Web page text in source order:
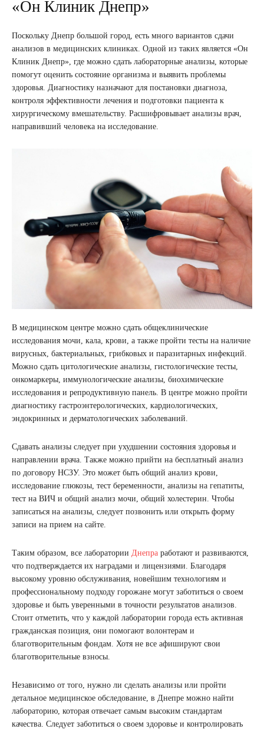
«Он Клиник Днепр»
Поскольку Днепр большой город, есть много вариантов сдачи
анализов в медицинских клиниках. Одной из таких является «Он
Клиник Днепр», где можно сдать лабораторные анализы, которые
помогут оценить состояние организма и выявить проблемы
здоровья. Диагностику назначают для постановки диагноза,
контроля эффективности лечения и подготовки пациента к
хирургическому вмешательству. Расшифровывает анализы врач,
направивший человека на исследование.
В медицинском центре можно сдать общеклинические
исследования мочи, кала, крови, а также пройти тесты на наличие
вирусных, бактериальных, грибковых и паразитарных инфекций.
Можно сдать цитологические анализы, гистологические тесты,
онкомаркеры, иммунологические анализы, биохимические
исследования и репродуктивную панель. В центре можно пройти
диагностику гастроэнтерологических, кардиологических,
эндокринных и дерматологических заболеваний.
Сдавать анализы следует при ухудшении состояния здоровья и
направлении врача. Также можно прийти на бесплатный анализ
по договору НСЗУ. Это может быть общий анализ крови,
исследование глюкозы, тест беременности, анализы на гепатиты,
тест на ВИЧ и общий анализ мочи, общий холестерин. Чтобы
записаться на анализы, следует позвонить или открыть форму
записи на прием на сайте.
Таким образом, все лаборатории Днепра работают и развиваются,
что подтверждается их наградами и лицензиями. Благодаря
высокому уровню обслуживания, новейшим технологиям и
профессиональному подходу горожане могут заботиться о своем
здоровье и быть уверенными в точности результатов анализов.
Стоит отметить, что у каждой лаборатории города есть активная
гражданская позиция, они помогают волонтерам и
благотворительным фондам. Хотя не все афишируют свои
благотворительные взносы.
Независимо от того, нужно ли сделать анализы или пройти
детальное медицинское обследование, в Днепре можно найти
лабораторию, которая отвечает самым высоким стандартам
качества. Следует заботиться о своем здоровье и контролировать